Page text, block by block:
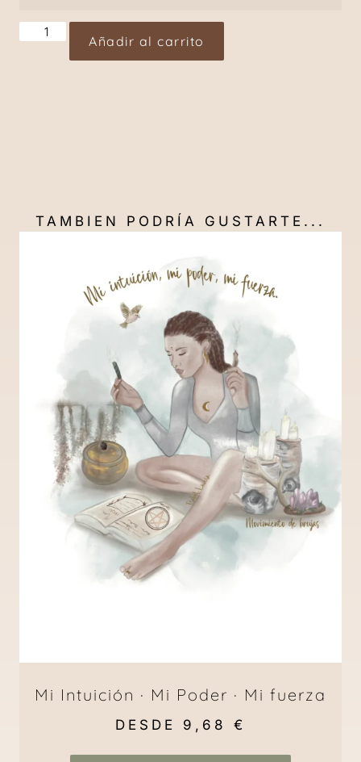
Añadir al carrito
TAMBIEN PODRÍA GUSTARTE...
Mi Intuición · Mi Poder · Mi fuerza
DESDE 9,68 €